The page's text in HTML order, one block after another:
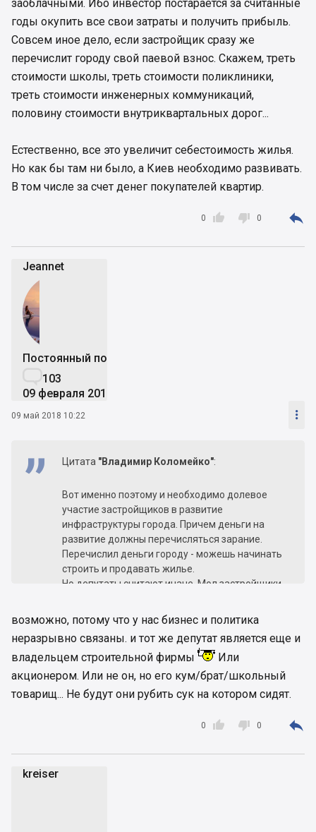
заоблачными. Ибо инвестор постарается за считанные
годы окупить все свои затраты и получить прибыль.
Совсем иное дело, если застройщик сразу же
перечислит городу свой паевой взнос. Скажем, треть
стоимости школы, треть стоимости поликлиники,
треть стоимости инженерных коммуникаций,
половину стоимости внутриквартальных дорог...
Естественно, все это увеличит себестоимость жилья.
Но как бы там ни было, а Киев необходимо развивать.
В том числе за счет денег покупателей квартир.

0  0 
Jeannet
Постоянный пользователь
103
09 февраля 2018
09 май 2018 10:22 
Цитата "Владимир Коломейко":
Вот именно поэтому и необходимо долевое
участие застройщиков в развитие
инфраструктуры города. Причем деньги на
развитие должны перечисляться зарание.
Перечислил деньги городу - можешь начинать
строить и продавать жилье.
Но депутаты считают иначе. Мол застройщики
возможно, потому что у нас бизнес и политика
неразрывно связаны. и тот же депутат является еще и
владельцем строительной фирмы
Или
акционером. Или не он, но его кум/брат/школьный
товарищ... Не будут они рубить сук на котором сидят.

0  0 
kreiser